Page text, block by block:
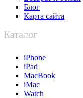
Блог
Карта сайта
Каталог
iPhone
iPad
MacBook
iMac
Watch